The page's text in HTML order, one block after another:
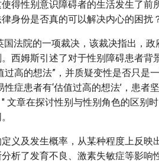
得性别意识障碍者的生活发生了前
身份是否真的可以解决内心的困扰
法院的一项裁决，该裁决指出，
西姆斯引述了对于性别障碍患者背
过高的想法”，并质疑变性是否只是
症患者有‘估值过高的想法’，患者
文章在探讨性别与性别角色的区别
义及发生概率，从某种程度上反映
析了发育不良、激素失敏症等影响